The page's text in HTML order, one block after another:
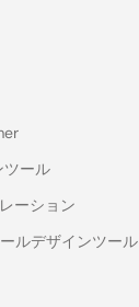
ツール
ーション
ルデザインツール